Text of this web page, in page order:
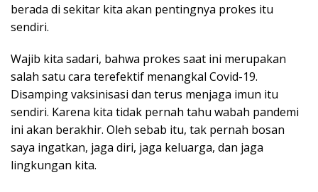
berada di sekitar kita akan pentingnya prokes itu
sendiri.
Wajib kita sadari, bahwa prokes saat ini merupakan
salah satu cara terefektif menangkal Covid-19.
Disamping vaksinisasi dan terus menjaga imun itu
sendiri. Karena kita tidak pernah tahu wabah pandemi
ini akan berakhir. Oleh sebab itu, tak pernah bosan
saya ingatkan, jaga diri, jaga keluarga, dan jaga
lingkungan kita.